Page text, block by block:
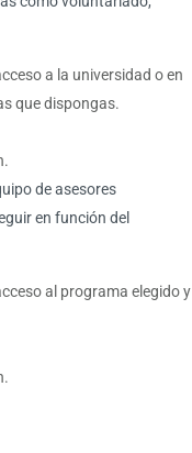
a la universidad o en
que dispongas.
de asesores
en función del
al programa elegido y